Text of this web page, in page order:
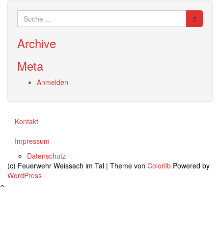
Suche
nach:
Archive
Meta
Anmelden
Kontakt
Impressum
Datenschutz
(c) Feuerwehr Weissach im Tal | Theme von Colorlib Powered by
WordPress